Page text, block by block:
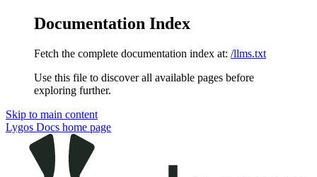
Documentation Index
Fetch the complete documentation index at: /llms.txt
Use this file to discover all available pages before
exploring further.
Skip to main content
Lygos Docs home page